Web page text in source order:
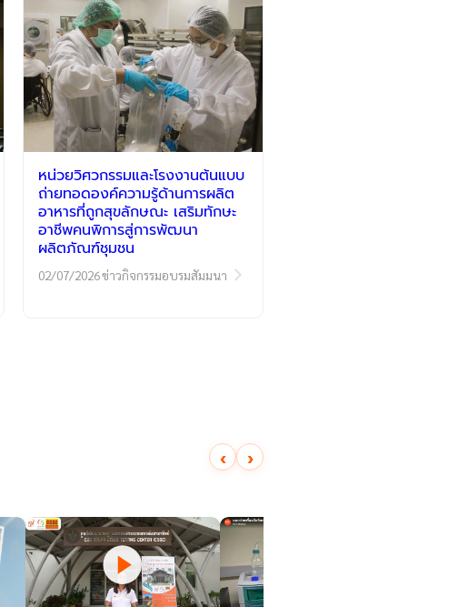
หน่วยวิศวกรรมและโรงงานต้นแบบ
ถ่ายทอดองค์ความรู้ด้านการผลิต
อาหารที่ถูกสุขลักษณะ เสริมทักษะ
อาชีพคนพิการสู่การพัฒนา
ผลิตภัณฑ์ชุมชน
02/07/2026ข่าวกิจกรรมอบรมสัมมนา
‹ ›
เล่นวิดีโอ